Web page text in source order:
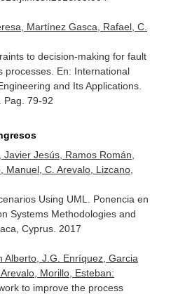
Martínez Gasca, Rafael, C.
to decision-making for fault
processes. En: International
and Its Applications.
Pag. 79-92
Jesús, Ramos Román,
Manuel, C. Arevalo, Lizcano,
Using UML. Ponencia en
Systems Methodologies and
Cyprus. 2017
Alberto, J.G. Enríquez, Garcia
Morillo, Esteban:
to improve the process